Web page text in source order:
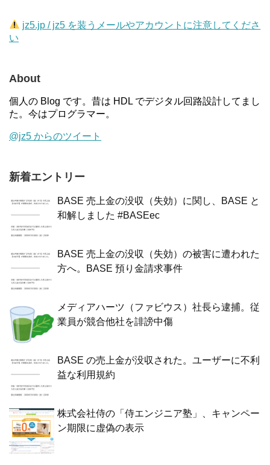
jz5.jp / jz5 を装うメールやアカウントに注意してくださ
い
About
個人の Blog です。昔は HDL でデジタル回路設計してまし
た。今はプログラマー。
@jz5 からのツイート
新着エントリー
BASE 売上金の没収（失効）に関し、BASE と
和解しました #BASEec
BASE 売上金の没収（失効）の被害に遭われた
方へ。BASE 預り金請求事件
メディアハーツ（ファビウス）社長ら逮捕。従
業員が競合他社を誹謗中傷
BASE の売上金が没収された。ユーザーに不利
益な利用規約
株式会社侍の「侍エンジニア塾」、キャンペー
ン期限に虚偽の表示